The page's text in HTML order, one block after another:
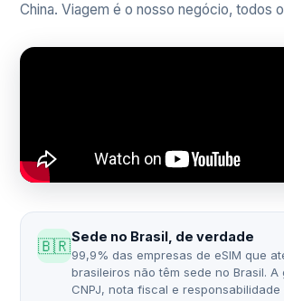
China. Viagem é o nosso negócio, todos
🇧🇷Sede no Brasil, de verdade
99,9% das empresas de eSIM que
brasileiros não têm sede no Brasil. A
CNPJ, nota fiscal e responsabilidade